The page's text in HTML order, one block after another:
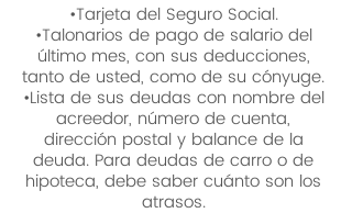
•Tarjeta del Seguro Social.
•Talonarios de pago de salario del
último mes, con sus deducciones,
tanto de usted, como de su cónyuge.
•Lista de sus deudas con nombre del
acreedor, número de cuenta,
dirección postal y balance de la
deuda. Para deudas de carro o de
hipoteca, debe saber cuánto son los
atrasos.